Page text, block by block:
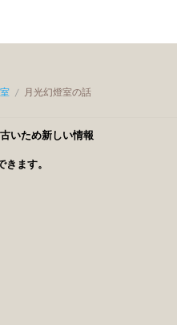
/ 月光幻燈室の話
いため新しい情報
ます。